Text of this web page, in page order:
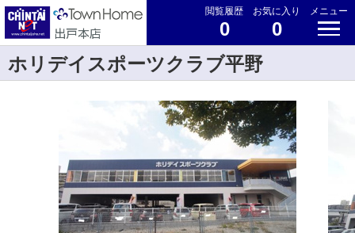
閲覧履歴
0
お気に入り
0
メニュー
ホリデイスポーツクラブ平野